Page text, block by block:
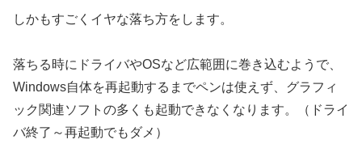
しかもすごくイヤな落ち方をします。
落ちる時にドライバやOSなど広範囲に巻き込むようで、
Windows自体を再起動するまでペンは使えず、グラフィ
ック関連ソフトの多くも起動できなくなります。（ドライ
バ終了～再起動でもダメ）